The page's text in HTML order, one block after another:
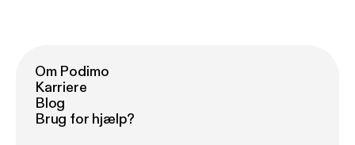
Om Podimo
Karriere
Blog
Brug for hjælp?